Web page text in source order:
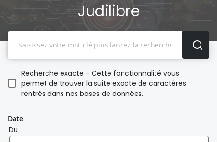
Judilibre
Recherche exacte - Cette fonctionnalité vous
permet de trouver la suite exacte de caractères
rentrés dans nos bases de données.
Date
Du